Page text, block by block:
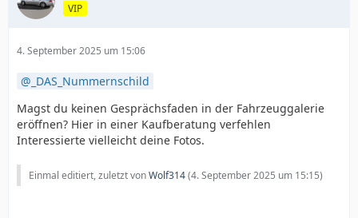
VIP
4. September 2025 um 15:06
_DAS_Nummernschild
Magst du keinen Gesprächsfaden in der Fahrzeuggalerie
eröffnen? Hier in einer Kaufberatung verfehlen
Interessierte vielleicht deine Fotos.
Einmal editiert, zuletzt vonWolf314(4. September 2025 um 15:15)